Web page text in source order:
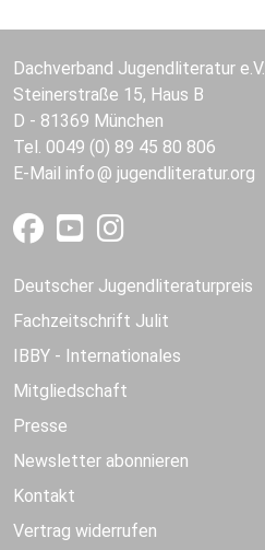
Dachverband Jugendliteratur e.V.
Steinerstraße 15, Haus B
D - 81369 München
Tel. 0049 (0) 89 45 80 806
E-Mail info jugendliteratur.org
Deutscher Jugendliteraturpreis
Fachzeitschrift Julit
IBBY - Internationales
Mitgliedschaft
Presse
Newsletter abonnieren
Kontakt
Vertrag widerrufen